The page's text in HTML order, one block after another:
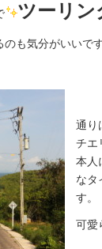
ツーリン
のも気分がいいで
通り
チエ
本人
なタ
す。
可愛